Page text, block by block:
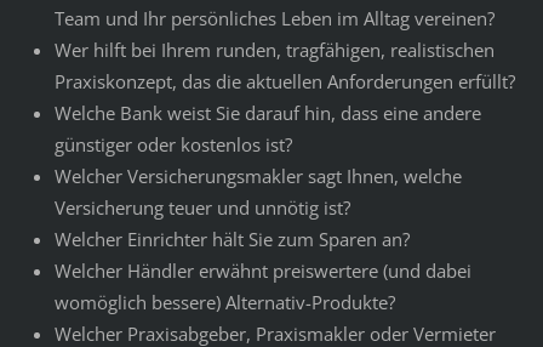
Team und Ihr persönliches Leben im Alltag vereinen?
Wer hilft bei Ihrem runden, tragfähigen, realistischen
Praxiskonzept, das die aktuellen Anforderungen erfüllt?
Welche Bank weist Sie darauf hin, dass eine andere
günstiger oder kostenlos ist?
Welcher Versicherungsmakler sagt Ihnen, welche
Versicherung teuer und unnötig ist?
Welcher Einrichter hält Sie zum Sparen an?
Welcher Händler erwähnt preiswertere (und dabei
womöglich bessere) Alternativ-Produkte?
Welcher Praxisabgeber, Praxismakler oder Vermieter